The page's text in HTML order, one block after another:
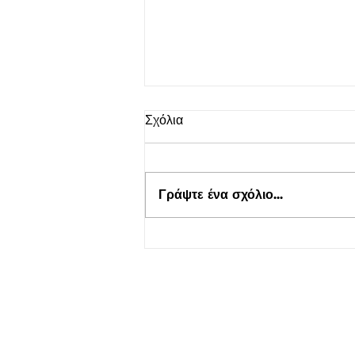
Σχόλια
Γράψτε ένα σχόλιο...